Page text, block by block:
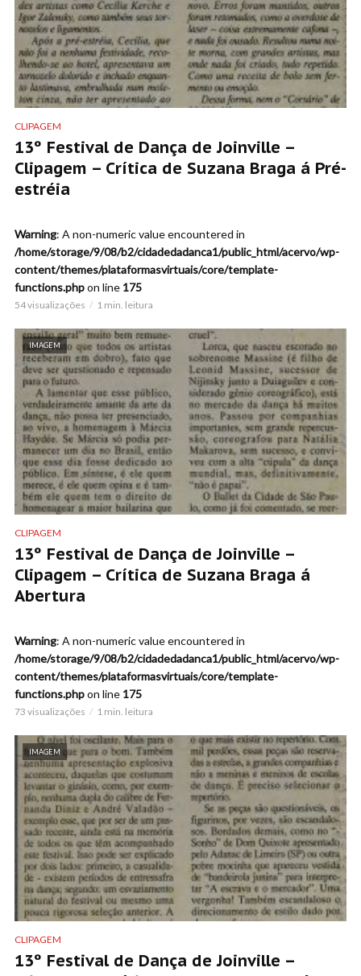
CLIPAGEM
13º Festival de Dança de Joinville –
Clipagem – Crítica de Suzana Braga á Pré-
estréia
Warning: A non-numeric value encountered in
/home/storage/9/08/b2/cidadedadanca1/public_html/acervo/wp-
content/themes/plataformasvirtuais/core/template-
functions.phpon line 175
54 visualizações 1 min. leitura
IMAGEM
CLIPAGEM
13º Festival de Dança de Joinville –
Clipagem – Crítica de Suzana Braga á
Abertura
Warning: A non-numeric value encountered in
/home/storage/9/08/b2/cidadedadanca1/public_html/acervo/wp-
content/themes/plataformasvirtuais/core/template-
functions.phpon line 175
73 visualizações 1 min. leitura
IMAGEM
CLIPAGEM
13º Festival de Dança de Joinville –